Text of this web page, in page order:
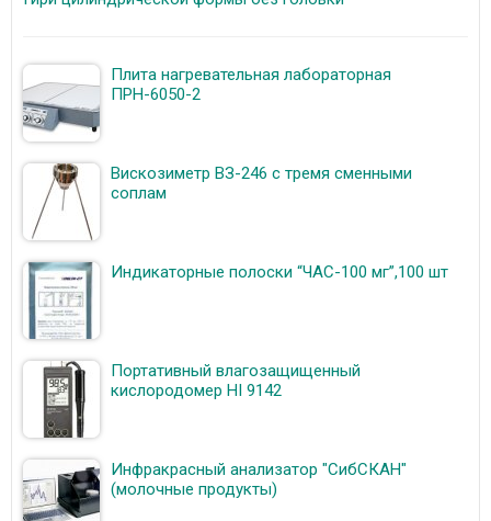
Плита нагревательная лабораторная
ПРН-6050-2
Вискозиметр ВЗ-246 с тремя сменными
соплам
Индикаторные полоски “ЧАС-100 мг”,100 шт
Портативный влагозащищенный
кислородомер HI 9142
Инфракрасный анализатор "СибСКАН"
(молочные продукты)